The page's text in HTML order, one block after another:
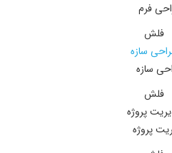
فرم
سازه
پروژه